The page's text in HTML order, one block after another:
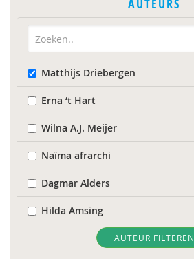
AUTEURS
Matthijs Driebergen
Erna ‘t Hart
Wilna A.J. Meijer
Naïma afrarchi
Dagmar Alders
Hilda Amsing
Drs. Anneke Meester-Van Laar
AUTEUR FILTEREN